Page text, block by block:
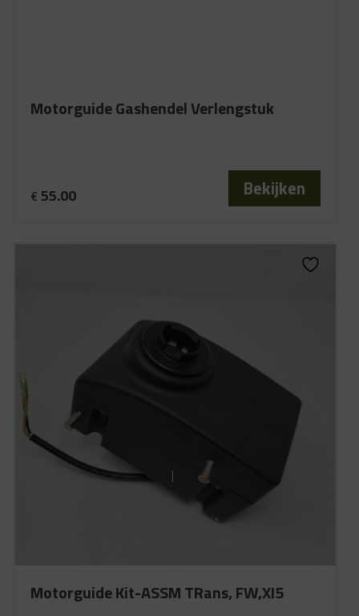
Motorguide Gashendel Verlengstuk
€ 55.00 Bekijken
Motorguide Kit-ASSM TRans, FW,XI5